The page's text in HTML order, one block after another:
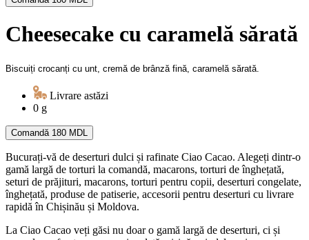
Cheesecake cu caramelă sărată
Biscuiți crocanți cu unt, cremă de brânză fină, caramelă sărată.
Livrare astăzi
0 g
Comandă 180 MDL
Bucurați-vă de deserturi dulci și rafinate Ciao Cacao. Alegeți dintr-o
gamă largă de torturi la comandă, macarons, torturi de înghețată,
seturi de prăjituri, macarons, torturi pentru copii, deserturi congelate,
înghețată, produse de patiserie, accesorii pentru deserturi cu livrare
rapidă în Chișinău și Moldova.
La Ciao Cacao veți găsi nu doar o gamă largă de deserturi, ci și